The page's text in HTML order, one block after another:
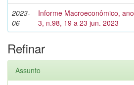
2023-
06
Informe Macroeconômico, ano
3, n.98, 19 a 23 jun. 2023
Refinar
Assunto